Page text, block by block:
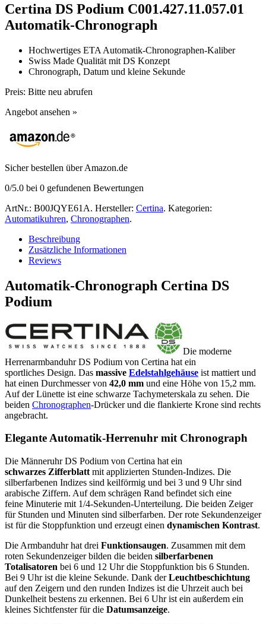
Certina DS Podium C001.427.11.057.01
Automatik-Chronograph
Hochwertiges ETA Automatik-Chronographen-Kaliber
Swiss Made Qualität mit DS Konzept
Chronograph, Datum und kleine Sekunde
Preis: Bitte neu abrufen
Angebot ansehen »
Sicher bestellen über Amazon.de
0/5.0 bei 0 gefundenen Bewertungen
ArtNr.: B00JQYE61A. Hersteller: Certina. Kategorien:
Automatikuhren, Chronographen.
Beschreibung
Zusätzliche Informationen
Reviews
Automatik-Chronograph Certina DS
Podium
Die moderne
Herrenarmbanduhr DS Podium von Certina hat ein
sportliches Design. Das massive Edelstahlgehäuse ist mattiert und
hat einen Durchmesser von 42,0 mm und eine Höhe von 15,2 mm.
Auf der Lünette ist eine schwarze Tachymeterskala zu sehen. Die
beiden Chronographen-Drücker und die flankierte Krone sind rechts
angebracht.
Elegante Automatik-Herrenuhr mit Chronograph
Die Männeruhr DS Podium von Certina hat ein
schwarzes Zifferblatt mit applizierten Stunden-Indizes. Die
silberfarbenen Indizes sind keilförmig und bei 3 und 9 Uhr sind
arabische Ziffern. Auf dem schrägen Rand befindet sich eine
feine Minuterie mit 1/4-Sekunden-Unterteilung. Die beiden Zeiger
für Stunden und Minuten sind silberfarben. Der rote Sekundenzeiger
ist für die Stoppfunktion und erzeugt einen dynamischen Kontrast.
Die Armbanduhr hat drei Funktionsaugen. Zusammen mit dem
roten Sekundenzeiger bilden die beiden silberfarbenen
Totalisatoren bei 6 und 12 Uhr die Stoppfunktion bis 6 Stunden.
Bei 9 Uhr ist die kleine Sekunde. Dank derLeuchtbeschichtung
auf den Zeigern und den runden Indizes ist die Uhrzeit auch bei
Dunkelheit bestens zu erkennen. Bei 6 Uhr ist ein außerdem ein
kleines Sichtfenster für die Datumsanzeige.